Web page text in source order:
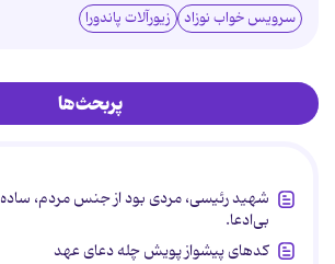
سرویس خواب نوزاد زیورآلات پاندورا
پربحث‌ها
شهید رئیسی، مردی بود از جنس مردم،
بی‌ادعا.
کدهای پیشواز پویش چله دعای عهد